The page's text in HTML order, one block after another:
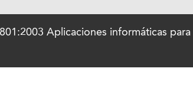
Aplicaciones informáticas